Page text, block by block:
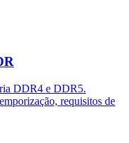
DDR4 e DDR5.
requisitos de